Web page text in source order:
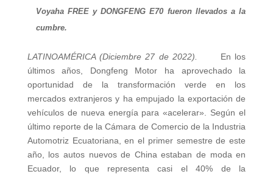
Voyaha FREE y DONGFENG E70 fueron llevados a la
cumbre.
LATINOAMÉRICA (Diciembre 27 de 2022). En los
últimos años, Dongfeng Motor ha aprovechado la
oportunidad de la transformación verde en los
mercados extranjeros y ha empujado la exportación de
vehículos de nueva energía para «acelerar». Según el
último reporte de la Cámara de Comercio de la Industria
Automotriz Ecuatoriana, en el primer semestre de este
año, los autos nuevos de China estaban de moda en
Ecuador, lo que representa casi el 40% de la